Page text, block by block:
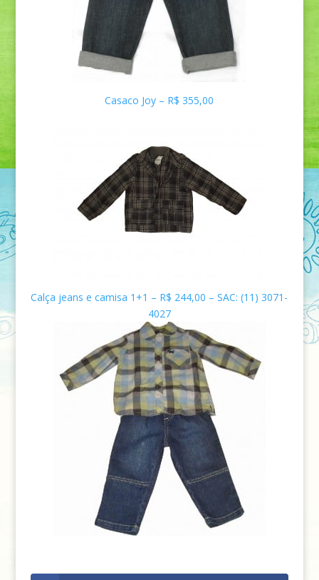
Casaco Joy – R$ 355,00
Calça jeans e camisa 1+1 – R$ 244,00 – SAC: (11) 3071-
4027